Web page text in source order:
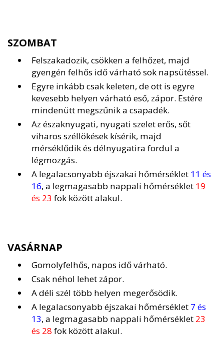
SZOMBAT
Felszakadozik, csökken a felhőzet, majd
gyengén felhős idő várható sok napsütéssel.
Egyre inkább csak keleten, de ott is egyre
kevesebb helyen várható eső, zápor. Estére
mindenütt megszűnik a csapadék.
Az északnyugati, nyugati szelet erős, sőt
viharos széllökések kísérik, majd
mérséklődik és délnyugatira fordul a
légmozgás.
A legalacsonyabb éjszakai hőmérséklet 11 és
16, a legmagasabb nappali hőmérséklet 19
és 23 fok között alakul.
VASÁRNAP
Gomolyfelhős, napos idő várható.
Csak néhol lehet zápor.
A déli szél több helyen megerősödik.
A legalacsonyabb éjszakai hőmérséklet 7 és
13, a legmagasabb nappali hőmérséklet 23
és 28 fok között alakul.